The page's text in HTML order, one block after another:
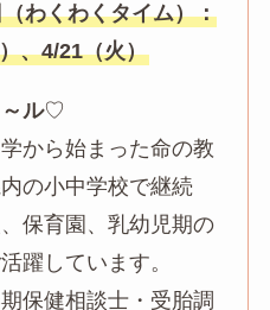
わくわくタイム）：
、4/21（火）
ル♡
から始まった命の教
の小中学校で継続
保育園、乳幼児期の
躍しています。
保健相談士・受胎調